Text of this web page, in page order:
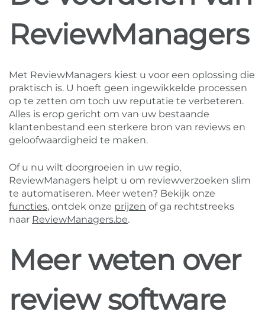
ReviewManagers
Met ReviewManagers kiest u voor een oplossing die
praktisch is. U hoeft geen ingewikkelde processen
op te zetten om toch uw reputatie te verbeteren.
Alles is erop gericht om van uw bestaande
klantenbestand een sterkere bron van reviews en
geloofwaardigheid te maken.
Of u nu wilt doorgroeien in uw regio,
ReviewManagers helpt u om reviewverzoeken slim
te automatiseren. Meer weten? Bekijk onze
functies, ontdek onze prijzen of ga rechtstreeks
naar ReviewManagers.be.
Meer weten over
review software